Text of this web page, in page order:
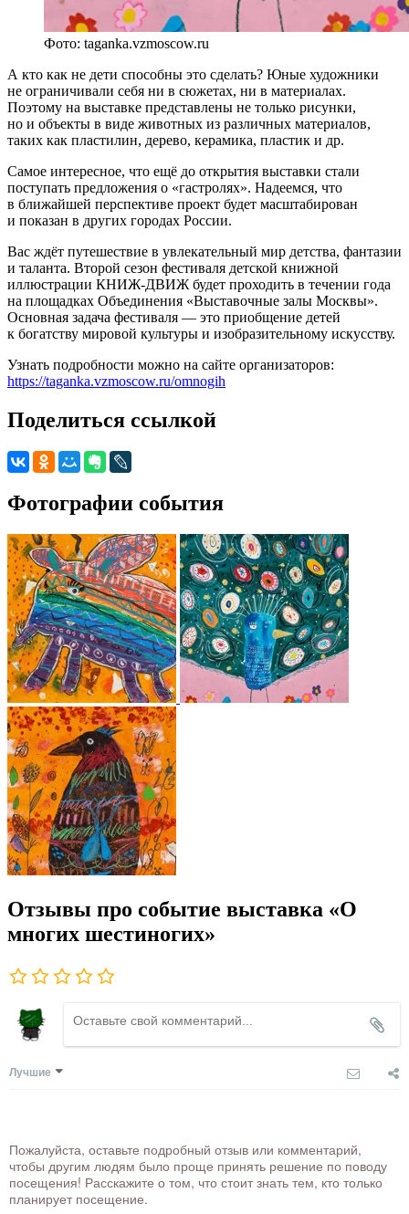
Фото: taganka.vzmoscow.ru
А кто как не дети способны это сделать? Юные художники
не ограничивали себя ни в сюжетах, ни в материалах.
Поэтому на выставке представлены не только рисунки,
но и объекты в виде животных из различных материалов,
таких как пластилин, дерево, керамика, пластик и др.
Самое интересное, что ещё до открытия выставки стали
поступать предложения о «гастролях». Надеемся, что
в ближайшей перспективе проект будет масштабирован
и показан в других городах России.
Вас ждёт путешествие в увлекательный мир детства, фантазии
и таланта. Второй сезон фестиваля детской книжной
иллюстрации КНИЖ-ДВИЖ будет проходить в течении года
на площадках Объединения «Выставочные залы Москвы».
Основная задача фестиваля — это приобщение детей
к богатству мировой культуры и изобразительному искусству.
Узнать подробности можно на сайте организаторов:
https://taganka.vzmoscow.ru/omnogih
Поделиться ссылкой
Фотографии события
Отзывы про событие выставка «О
многих шестиногих»
Лучшие
Пожалуйста, оставьте подробный отзыв или комментарий,
чтобы другим людям было проще принять решение по поводу
посещения! Расскажите о том, что стоит знать тем, кто только
планирует посещение.